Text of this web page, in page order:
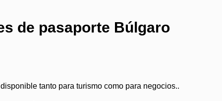
de pasaporte Búlgaro
tanto para turismo como para negocios..